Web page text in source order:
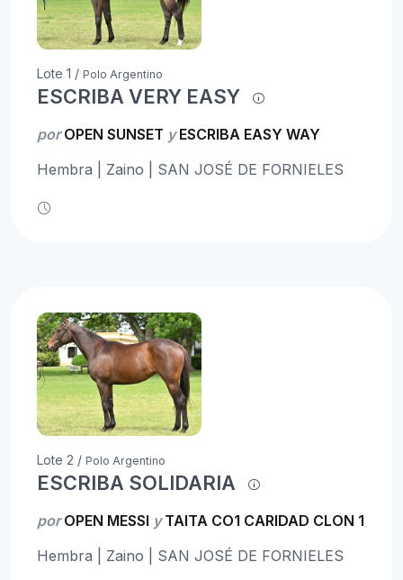
Lote 1 / Polo Argentino
ESCRIBA VERY EASY
porOPEN SUNSET yESCRIBA EASY WAY
Hembra | Zaino | SAN JOSÉ DE FORNIELES
Lote 2 / Polo Argentino
ESCRIBA SOLIDARIA
porOPEN MESSI yTAITA CO1 CARIDAD CLON 1
Hembra | Zaino | SAN JOSÉ DE FORNIELES